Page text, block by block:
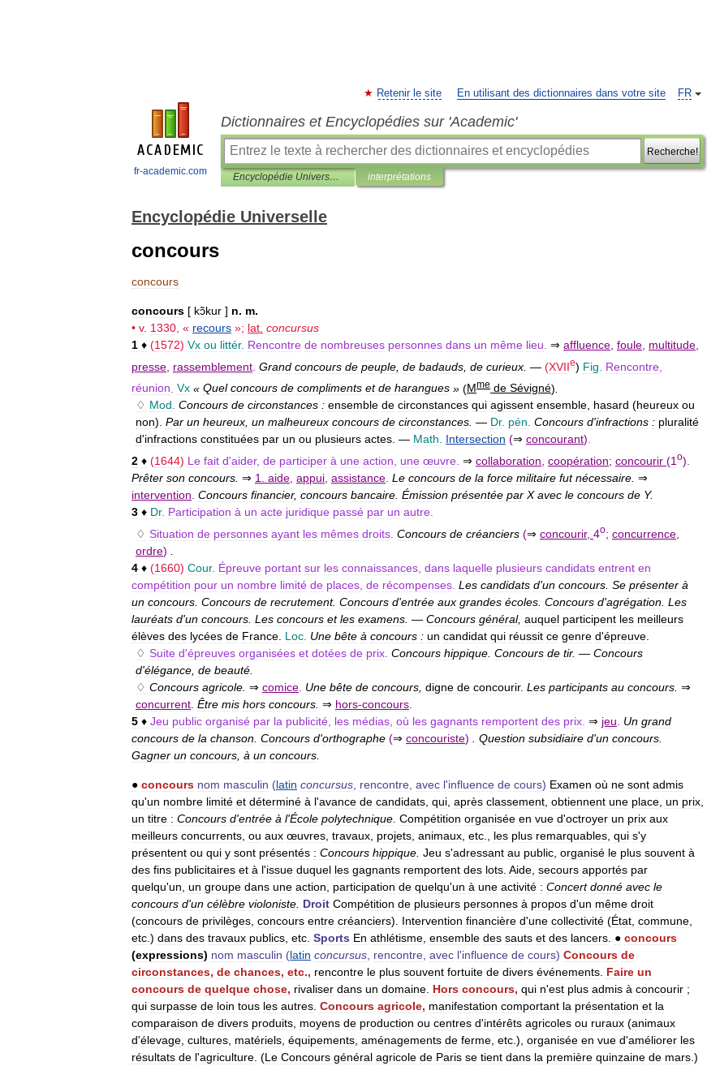
fr-academic.com
FR
Retenir le site En utilisant des dictionnaires dans votre site
Dictionnaires et Encyclopédies sur 'Academic'
Recherche!
Encyclopédie Universelle interprétations
Encyclopédie Universelle
concours
concours
concours [ kɔ̃kur ] n. m.
• v. 1330 , « recours »; lat concursus
1 ♦ (1572) Vx ou littér. Rencontre de nombreuses personnes dans un même lieu ⇒ affluence foule multitude
presse rassemblement Grand concours de peuple de badauds de curieux — (XVIIe) Fig Rencontre
réunion Vx « Quel concours de compliments et de harangues » (Mme de Sévigné)
♢ Mod. Concours de circonstances : ensemble de circonstances qui agissent ensemble, hasard (heureux ou
non). Par un heureux, un malheureux concours de circonstances. — Dr. pén. Concours d'infractions : pluralité
d'infractions constituées par un ou plusieurs actes. — Math. Intersection (⇒ concourant).
2 ♦ (1644) Le fait d'aider, de participer à une action une œuvre ⇒ collaboration coopération; concourir (1 o).
Prêter son concours ⇒ 1 aide appui assistance Le concours de la force militaire fut nécessaire ⇒
intervention Concours financier, concours bancaire Émission présentée par X avec le concours de Y.
3 ♦ Dr. Participation à un acte juridique passé par un autre
♢ Situation de personnes ayant les mêmes droits Concours de créanciers (⇒ concourir, 4o; concurrence
ordre)
4 ♦ (1660) Cour. Épreuve portant sur les connaissances dans laquelle plusieurs candidats entrent en
compétition pour un nombre limité de places de récompenses Les candidats d'un concours Se présenter à
un concours Concours de recrutement. Concours d'entrée aux grandes écoles Concours d'agrégation Les
lauréats d'un concours Les concours et les examens — Concours général, auquel participent les meilleurs
élèves des lycées de France Loc Une bête à concours : un candidat qui réussit ce genre d'épreuve
♢ Suite d'épreuves organisées et dotées de prix Concours hippique Concours de tir. — Concours
d'élégance de beauté
♢ Concours agricole ⇒ comice Une bête de concours digne de concourir. Les participants au concours ⇒
concurrent Être mis hors concours ⇒ hors-concours
5 ♦ Jeu public organisé par la publicité les médias où les gagnants remportent des prix ⇒ jeu Un grand
concours de la chanson Concours d'orthographe (⇒ concouriste) Question subsidiaire d'un concours
Gagner un concours à un concours
● concours nom masculin (latin concursus rencontre avec l'influence de cours) Examen où ne sont admis
qu'un nombre limité et déterminé à l'avance de candidats qui après classement obtiennent une place un prix
un titre : Concours d'entrée à l'École polytechnique Compétition organisée en vue d'octroyer un prix aux
meilleurs concurrents ou aux œuvres travaux projets animaux etc les plus remarquables qui s'y
présentent ou qui y sont présentés : Concours hippique Jeu s'adressant au public organisé le plus souvent à
des fins publicitaires et à l'issue duquel les gagnants remportent des lots Aide secours apportés par
quelqu'un un groupe dans une action participation de quelqu'un à une activité : Concert donné avec le
concours d'un célèbre violoniste Droit Compétition de plusieurs personnes à propos d'un même droit
(concours de privilèges concours entre créanciers). Intervention financière d'une collectivité (État commune
etc .) dans des travaux publics etc Sports En athlétisme ensemble des sauts et des lancers ● concours
(expressions) nom masculin (latin concursus rencontre avec l'influence de cours) Concours de
circonstances, de chances, etc., rencontre le plus souvent fortuite de divers événements Faire un
concours de quelque chose, rivaliser dans un domaine Hors concours, qui n'est plus admis à concourir ;
qui surpasse de loin tous les autres Concours agricole, manifestation comportant la présentation et la
comparaison de divers produits moyens de production ou centres d'intérêts agricoles ou ruraux (animaux
d'élevage cultures matériels équipements aménagements de ferme etc .), organisée en vue d'améliorer les
résultats de l'agriculture . (Le Concours général agricole de Paris se tient dans la première quinzaine de mars .)